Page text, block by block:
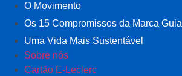
O Movimento
Os 15 Compromissos da Marca Guia
Uma Vida Mais Sustentável
Sobre nós
Cartão E-Leclerc